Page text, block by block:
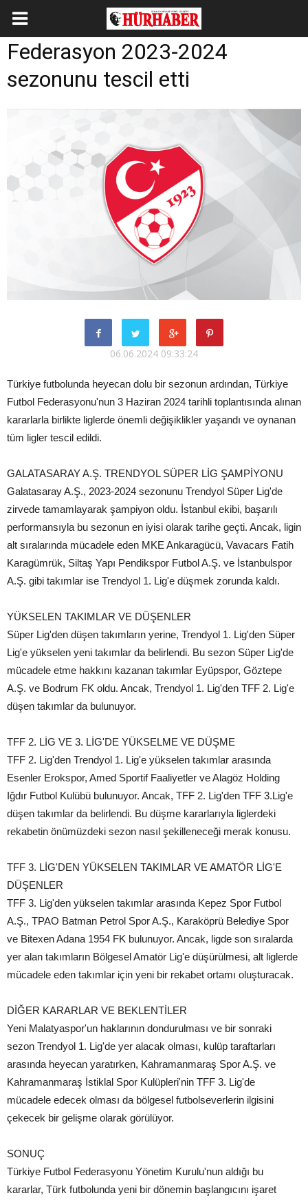
Federasyon 2023-2024
sezonunu tescil etti
06.06.2024 09:33:24
Türkiye futbolunda heyecan dolu bir sezonun ardından, Türkiye
Futbol Federasyonu'nun 3 Haziran 2024 tarihli toplantısında alınan
kararlarla birlikte liglerde önemli değişiklikler yaşandı ve oynanan
tüm ligler tescil edildi.
GALATASARAY A.Ş. TRENDYOL SÜPER LİG ŞAMPİYONU
Galatasaray A.Ş., 2023-2024 sezonunu Trendyol Süper Lig'de
zirvede tamamlayarak şampiyon oldu. İstanbul ekibi, başarılı
performansıyla bu sezonun en iyisi olarak tarihe geçti. Ancak, ligin
alt sıralarında mücadele eden MKE Ankaragücü, Vavacars Fatih
Karagümrük, Siltaş Yapı Pendikspor Futbol A.Ş. ve İstanbulspor
A.Ş. gibi takımlar ise Trendyol 1. Lig'e düşmek zorunda kaldı.
YÜKSELEN TAKIMLAR VE DÜŞENLER
Süper Lig'den düşen takımların yerine, Trendyol 1. Lig'den Süper
Lig'e yükselen yeni takımlar da belirlendi. Bu sezon Süper Lig'de
mücadele etme hakkını kazanan takımlar Eyüpspor, Göztepe
A.Ş. ve Bodrum FK oldu. Ancak, Trendyol 1. Lig'den TFF 2. Lig'e
düşen takımlar da bulunuyor.
TFF 2. LİG VE 3. LİG'DE YÜKSELME VE DÜŞME
TFF 2. Lig'den Trendyol 1. Lig'e yükselen takımlar arasında
Esenler Erokspor, Amed Sportif Faaliyetler ve Alagöz Holding
Iğdır Futbol Kulübü bulunuyor. Ancak, TFF 2. Lig'den TFF 3.Lig'e
düşen takımlar da belirlendi. Bu düşme kararlarıyla liglerdeki
rekabetin önümüzdeki sezon nasıl şekilleneceği merak konusu.
TFF 3. LİG'DEN YÜKSELEN TAKIMLAR VE AMATÖR LİG'E
DÜŞENLER
TFF 3. Lig'den yükselen takımlar arasında Kepez Spor Futbol
A.Ş., TPAO Batman Petrol Spor A.Ş., Karaköprü Belediye Spor
ve Bitexen Adana 1954 FK bulunuyor. Ancak, ligde son sıralarda
yer alan takımların Bölgesel Amatör Lig'e düşürülmesi, alt liglerde
mücadele eden takımlar için yeni bir rekabet ortamı oluşturacak.
DİĞER KARARLAR VE BEKLENTİLER
Yeni Malatyaspor'un haklarının dondurulması ve bir sonraki
sezon Trendyol 1. Lig'de yer alacak olması, kulüp taraftarları
arasında heyecan yaratırken, Kahramanmaraş Spor A.Ş. ve
Kahramanmaraş İstiklal Spor Kulüpleri'nin TFF 3. Lig'de
mücadele edecek olması da bölgesel futbolseverlerin ilgisini
çekecek bir gelişme olarak görülüyor.
SONUÇ
Türkiye Futbol Federasyonu Yönetim Kurulu'nun aldığı bu
kararlar, Türk futbolunda yeni bir dönemin başlangıcını işaret